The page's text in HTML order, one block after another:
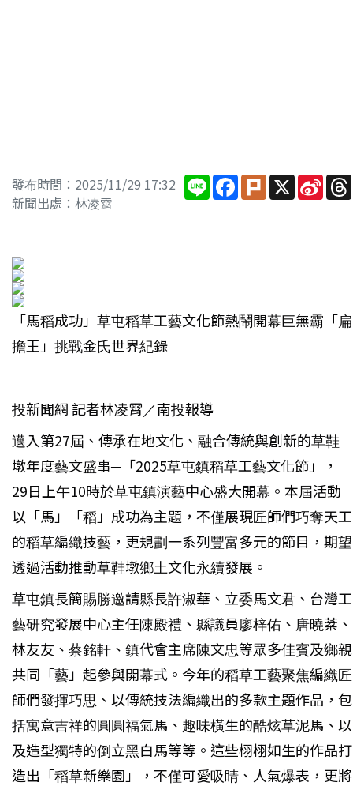
發布時間：2025/11/29 17:32
新聞出處：林凌霄
Line Facebook
PlurkX Sina
「馬稻成功」草屯稻草工藝文化節熱鬧開幕巨無霸「扁
擔王」挑戰金氏世界紀錄
投新聞網 記者林凌霄／南投報導
邁入第27屆、傳承在地文化、融合傳統與創新的草鞋
墩年度藝文盛事─「2025草屯鎮稻草工藝文化節」，
29日上午10時於草屯鎮演藝中心盛大開幕。本屆活動
以「馬」「稻」成功為主題，不僅展現匠師們巧奪天工
的稻草編織技藝，更規劃一系列豐富多元的節目，期望
透過活動推動草鞋墩鄉土文化永續發展。
草屯鎮長簡賜勝邀請縣長許淑華、立委馬文君、台灣工
藝研究發展中心主任陳殿禮、縣議員廖梓佑、唐曉棻、
林友友、蔡銘軒、鎮代會主席陳文忠等眾多佳賓及鄉親
共同「藝」起參與開幕式。今年的稻草工藝聚焦編織匠
師們發揮巧思、以傳統技法編織出的多款主題作品，包
括寓意吉祥的圓圓福氣馬、趣味橫生的酷炫草泥馬、以
及造型獨特的倒立黑白馬等等。這些栩栩如生的作品打
造出「稻草新樂園」，不僅可愛吸睛、人氣爆表，更將